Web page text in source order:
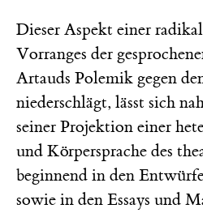
Dieser Aspekt einer
Vorranges der
Artauds Polemik gegen
niederschlägt, lässt sich
seiner Projektion einer
und Körpersprache des
beginnend in den
sowie in den Essays und